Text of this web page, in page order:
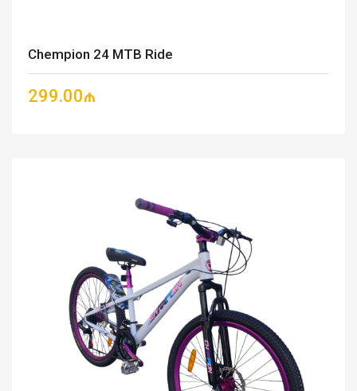
Chempion 24 MTB Ride
299.00₼